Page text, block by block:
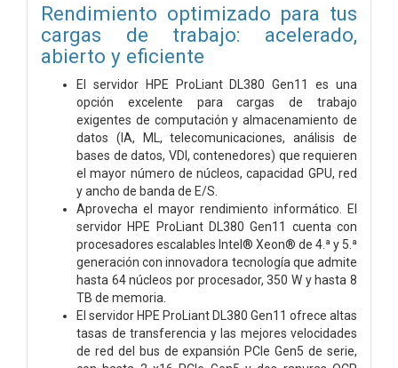
Rendimiento optimizado para tus
cargas de trabajo: acelerado,
abierto y eficiente
El servidor HPE ProLiant DL380 Gen11 es una
opción excelente para cargas de trabajo
exigentes de computación y almacenamiento de
datos (IA, ML, telecomunicaciones, análisis de
bases de datos, VDI, contenedores) que requieren
el mayor número de núcleos, capacidad GPU, red
y ancho de banda de E/S.
Aprovecha el mayor rendimiento informático. El
servidor HPE ProLiant DL380 Gen11 cuenta con
procesadores escalables Intel® Xeon® de 4.ª y 5.ª
generación con innovadora tecnología que admite
hasta 64 núcleos por procesador, 350 W y hasta 8
TB de memoria.
El servidor HPE ProLiant DL380 Gen11 ofrece altas
tasas de transferencia y las mejores velocidades
de red del bus de expansión PCIe Gen5 de serie,